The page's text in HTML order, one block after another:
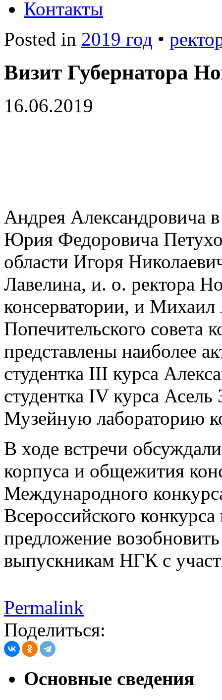
Контакты
Posted in 2019 год •
Визит Губернатора
16.06.2019
Андрея Александровича
Юрия Федоровича
области Игоря
Лавелина, и. о. ректора
консерватории, и
Попечительского совета
представлены наиболее
студентка III курса
студентка IV курса
Музейную лабораторию
В ходе встречи
корпуса и общежития
Международного
Всероссийского
предложение
выпускникам НГК с
Permalink
Поделиться:
Основные сведения